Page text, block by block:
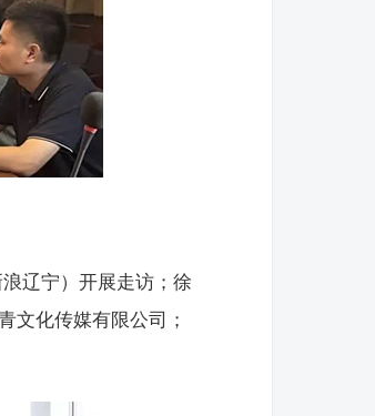
辽宁）开展走访；徐
文化传媒有限公司；